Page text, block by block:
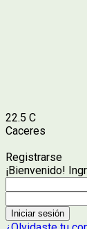
22.5 C
Caceres
Registrarse
¡Bienvenido!